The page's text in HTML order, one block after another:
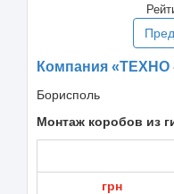
Компания
Борисполь
Монтаж коробов из
грн